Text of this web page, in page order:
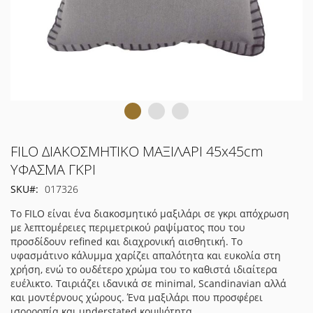
Μετάβαση
στην
αρχή
της
εικόνων
FILO ΔΙΑΚΟΣΜΗΤΙΚΟ ΜΑΞΙΛΑΡΙ 45x45cm
ΥΦΑΣΜΑ ΓΚΡΙ
SKU
017326
Το FILO είναι ένα διακοσμητικό μαξιλάρι σε γκρι απόχρωση
με λεπτομέρειες περιμετρικού ραψίματος που του
προσδίδουν refined και διαχρονική αισθητική. Το
υφασμάτινο κάλυμμα χαρίζει απαλότητα και ευκολία στη
χρήση, ενώ το ουδέτερο χρώμα του το καθιστά ιδιαίτερα
ευέλικτο. Ταιριάζει ιδανικά σε minimal, Scandinavian αλλά
και μοντέρνους χώρους. Ένα μαξιλάρι που προσφέρει